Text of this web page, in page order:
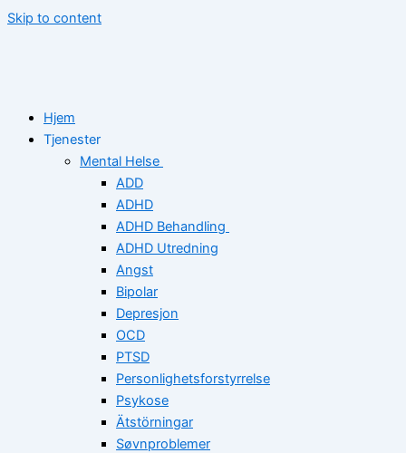
Skip to content
Hjem
Tjenester
Mental Helse
ADD
ADHD
ADHD Behandling
ADHD Utredning
Angst
Bipolar
Depresjon
OCD
PTSD
Personlighetsforstyrrelse
Psykose
Ätstörningar
Søvnproblemer